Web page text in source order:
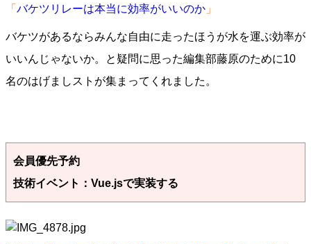
「 バケツリレーは本当に効率がいいのか 」
バケツがあるならみんな自由に走ったほうが水を運ぶ効率が
いいんじゃないか。と疑問に思った編集部藤原のために10
名のはげましストが集まってくれました。
会員優先予約
技術イベント：Vue.jsで実装する